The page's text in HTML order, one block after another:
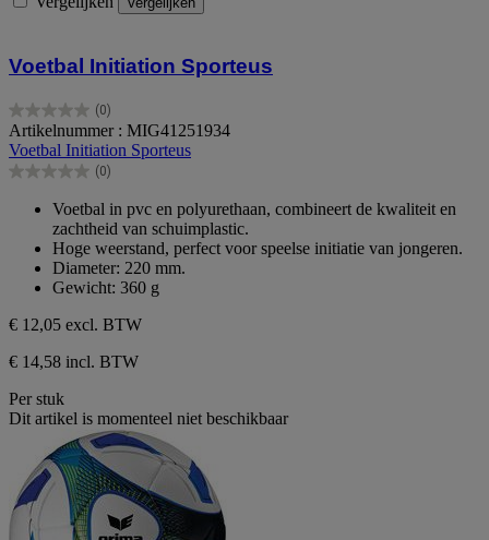
Voetbal Initiation Sporteus
(0)
0.0
van
de
5
Artikelnummer : MIG41251934
Voetbal Initiation Sporteus
(0)
0.0
sterren.
Voetbal in pvc en polyurethaan, combineert de kwaliteit en
zachtheid van schuimplastic.
Hoge weerstand, perfect voor speelse initiatie van jongeren.
Diameter: 220 mm.
Gewicht: 360 g
€ 12,05 excl. BTW
€ 14,58 incl. BTW
Per stuk
Dit artikel is momenteel niet beschikbaar